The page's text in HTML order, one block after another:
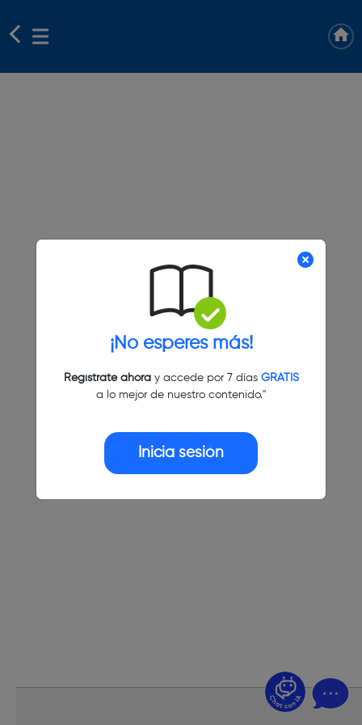
¡No esperes más!
Regístrate ahoray accede por 7 días GRATIS
a lo mejor de nuestro contenido."
Inicia sesión